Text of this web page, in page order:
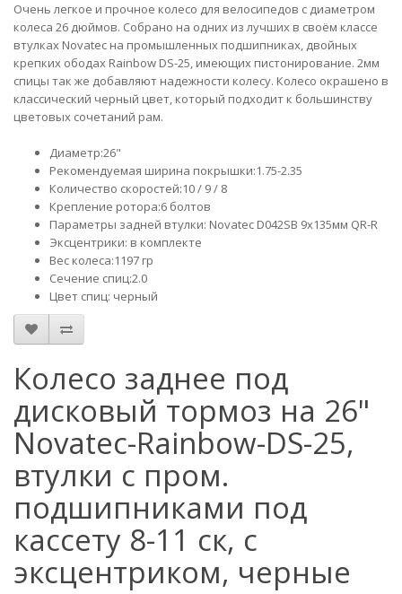
Очень легкое и прочное колесо для велосипедов с диаметром
колеса 26 дюймов. Собрано на одних из лучших в своём классе
втулках Novatec на промышленных подшипниках, двойных
крепких ободах Rainbow DS-25, имеющих пистонирование. 2мм
спицы так же добавляют надежности колесу. Колесо окрашено в
классический черный цвет, который подходит к большинству
цветовых сочетаний рам.
Диаметр:26"
Рекомендуемая ширина покрышки:1.75-2.35
Количество скоростей:10 / 9 / 8
Крепление ротора:6 болтов
Параметры задней втулки: Novatec D042SB 9х135мм QR-R
Эксцентрики: в комплекте
Вес колеса:1197 гр
Сечение спиц:2.0
Цвет спиц: черный
Колесо заднее под
дисковый тормоз на 26"
Novatec-Rainbow-DS-25,
втулки с пром.
подшипниками под
кассету 8-11 ск, с
эксцентриком, черные